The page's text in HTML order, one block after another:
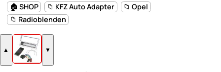
🏠 SHOP 📁 KFZ Auto Adapter
📁 Radioblenden
▲ ▼